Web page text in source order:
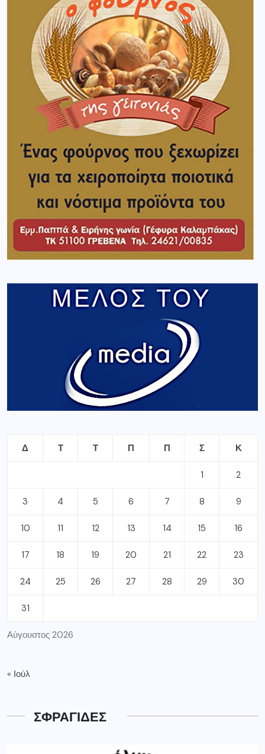
Αύγουστος 2026
Δ Τ Τ Π Π Σ Κ
1 2
3 4 5 6 7 8 9
10 11 12 13 14 15 16
17 18 19 20 21 22 23
24 25 26 27 28 29 30
31
« Ιούλ
ΣΦΡΑΓΙΔΕΣ